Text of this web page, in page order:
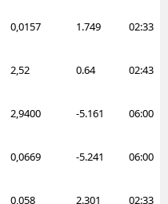
0,0157 1.749 02:33
2,52 0.64 02:43
2,9400 -5.161 06:00
0,0669 -5.241 06:00
0,058 2.301 02:33